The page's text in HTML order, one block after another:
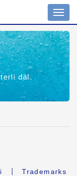
geçir
däl.
Trademarks